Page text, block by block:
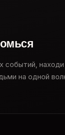
событий,
на одной